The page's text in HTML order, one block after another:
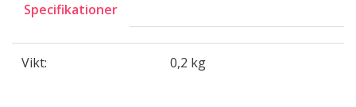
Specifikationer
Vikt: 0,2 kg